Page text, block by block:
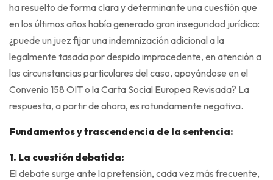
ha resuelto de forma clara y determinante una cuestión que
en los últimos años había generado gran inseguridad jurídica:
¿puede un juez fijar una indemnización adicional a la
legalmente tasada por despido improcedente, en atención a
las circunstancias particulares del caso, apoyándose en el
Convenio 158 OIT o la Carta Social Europea Revisada? La
respuesta, a partir de ahora, es rotundamente negativa.
Fundamentos y trascendencia de la sentencia:
1. La cuestión debatida:
El debate surge ante la pretensión, cada vez más frecuente,